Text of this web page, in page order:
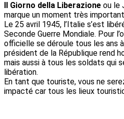
Il Giorno della Liberazione ou le
marque un moment très
Le 25 avril 1945, l’Italie s’est
Seconde Guerre Mondiale. Pour
officielle se déroule tous les ans
président de la République rend
mais aussi à tous les soldats qui
libération.
En tant que touriste, vous ne
impacté car tous les lieux